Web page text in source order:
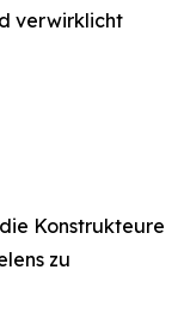
verwirklicht
Konstrukteure
zu